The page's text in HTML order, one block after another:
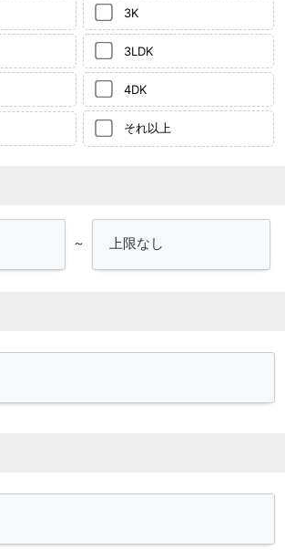
3K
3LDK
4DK
それ以上
～